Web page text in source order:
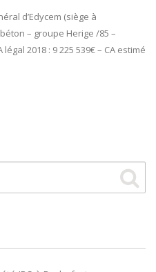
d’Edycem (siège à
– groupe Herige /85 –
2018 : 9 225 539€ – CA estimé